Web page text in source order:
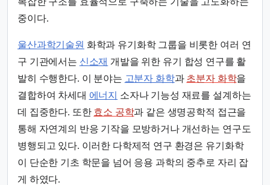
중이다.
울산과학기술원 화학과 유기화학 그룹을 비롯한 여러 연
구 기관에서는 신소재 개발을 위한 유기 합성 연구를 활
발히 수행한다. 이 분야는 고분자 화학과 초분자 화학을
결합하여 차세대 에너지
소자나 기능성 재료를 설계하는
데 집중한다. 또한 효소 공학과 같은 생명공학적 접근을
통해 자연계의 반응 기작을 모방하거나 개선하는 연구도
병행되고 있다. 이러한 다학제적 연구 환경은 유기화학
이 단순한 기초 학문을 넘어 응용 과학의 중추로 자리 잡
게 하였다.